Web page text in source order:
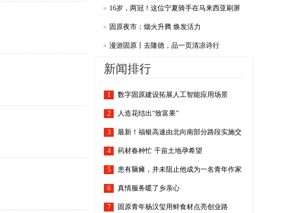
16岁，两冠！这位宁夏骑手在马来西亚刷屏
了 固原夜市：烟火升腾 焕发活力
漫游固原丨去隆德，品一页清凉诗行
新闻排行
1 数字固原建设拓展人工智能应用场景
2 人造花结出“致富果”
3 最新！福银高速由北向南部分路段实施交
通管制
4 药材春种忙 千亩土地孕希望
5 患有脑瘫，并未阻止他成为一名青年作家
6 真情服务暖了乡亲心
7 固原青年杨汉玺用鲜食材点亮创业路